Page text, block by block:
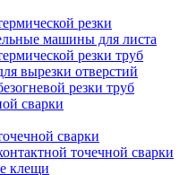
резки
машины для листа
резки труб
вырезки отверстий
резки труб
сварки
сварки
точечной сварки
клещи